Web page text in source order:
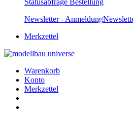
Statusabfrage Bestellung
Newsletter - Anmeldung
Merkzettel
Warenkorb
Konto
Merkzettel